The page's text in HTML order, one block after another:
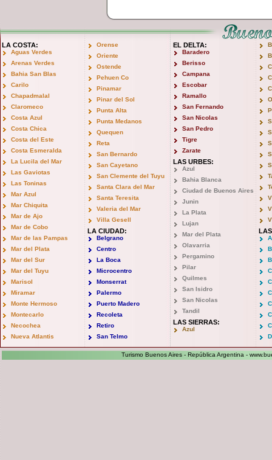
LA COSTA:
Aguas Verdes
Arenas Verdes
Bahia San Blas
Carilo
Chapadmalal
Claromeco
Costa Azul
Costa Chica
Costa del Este
Costa Esmeralda
La Lucila del Mar
Las Gaviotas
Las Toninas
Mar Azul
Mar Chiquita
Mar de Ajo
Mar de Cobo
Mar de las Pampas
Mar del Plata
Mar del Sur
Mar del Tuyu
Marisol
Miramar
Monte Hermoso
Montecarlo
Necochea
Nueva Atlantis
Orense
Oriente
Ostende
Pehuen Co
Pinamar
Pinar del Sol
Punta Alta
Punta Medanos
Quequen
Reta
San Bernardo
San Cayetano
San Clemente del Tuyu
Santa Clara del Mar
Santa Teresita
Valeria del Mar
Villa Gesell
LA CIUDAD:
Belgrano
Centro
La Boca
Microcentro
Monserrat
Palermo
Puerto Madero
Recoleta
Retiro
San Telmo
EL DELTA:
Baradero
Berisso
Campana
Escobar
Ramallo
San Fernando
San Nicolas
San Pedro
Tigre
Zarate
LAS URBES:
Azul
Bahia Blanca
Ciudad de Buenos Aires
Junin
La Plata
Lujan
Mar del Plata
Olavarria
Pergamino
Pilar
Quilmes
San Isidro
San Nicolas
Tandil
LAS SIERRAS:
Azul
Turismo Buenos Aires - República Argentina -